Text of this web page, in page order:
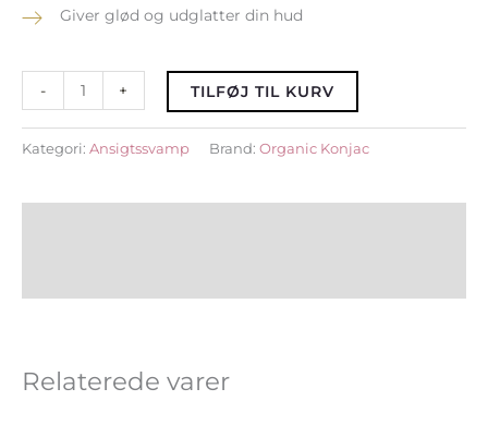
Giver glød og udglatter din hud
- + TILFØJ TIL KURV
Kategori: Ansigtssvamp Brand: Organic Konjac
Relaterede varer